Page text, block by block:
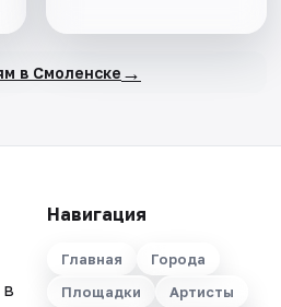
в Смоленске →
Навигация
Главная
Города
Площадки
Артисты